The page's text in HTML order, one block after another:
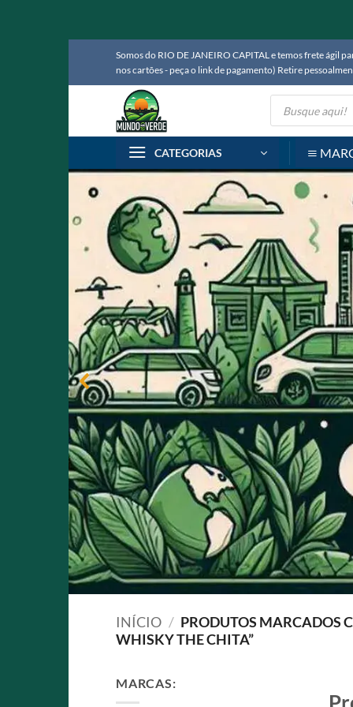
content
Somos do RIO DE JANEIRO CAPITAL e temos frete ágil
nos cartões - peça o link de pagamento) Retire
Pesquisar
produtos
CATEGORIAS
INÍCIO / PRODUTOS MARCADOS
WHISKY THE CHITA”
MARCAS: